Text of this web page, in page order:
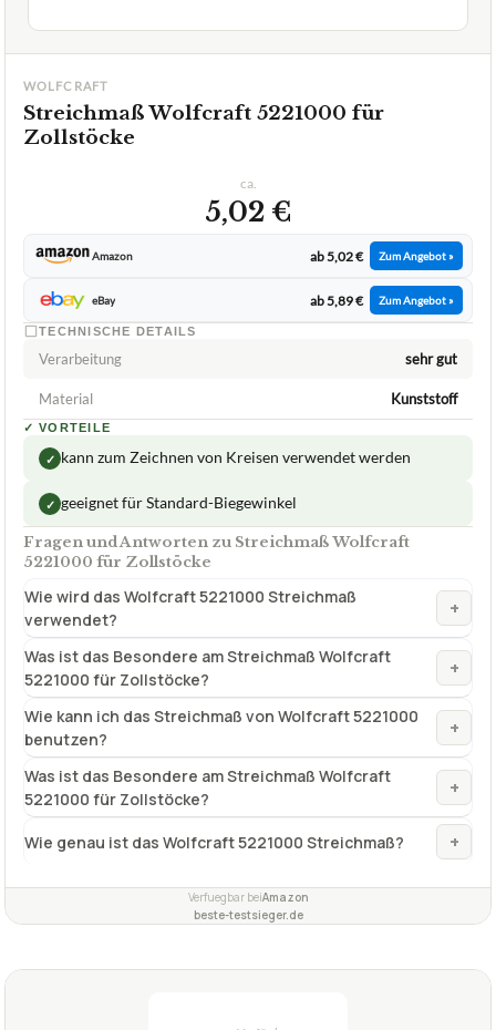
WOLFCRAFT
Streichmaß Wolfcraft 5221000 für
Zollstöcke
ca.
5,02 €
Amazon ab 5,02 € Zum Angebot »
eBay ab 5,89 € Zum Angebot »
TECHNISCHE DETAILS
Verarbeitung sehr gut
Material Kunststoff
✓ VORTEILE
✓ kann zum Zeichnen von Kreisen verwendet werden
✓ geeignet für Standard-Biegewinkel
Fragen und Antworten zu Streichmaß Wolfcraft
5221000 für Zollstöcke
Wie wird das Wolfcraft 5221000 Streichmaß
verwendet?
+
Was ist das Besondere am Streichmaß Wolfcraft
5221000 für Zollstöcke?
+
Wie kann ich das Streichmaß von Wolfcraft 5221000
benutzen?
+
Was ist das Besondere am Streichmaß Wolfcraft
5221000 für Zollstöcke?
+
Wie genau ist das Wolfcraft 5221000 Streichmaß? +
Verfuegbar beiAmazon
beste-testsieger.de